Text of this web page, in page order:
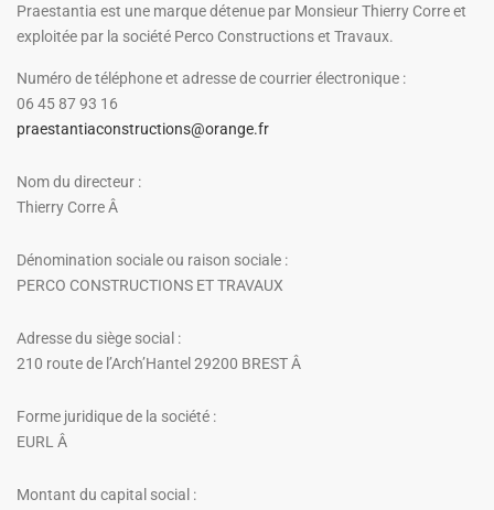
Praestantia est une marque détenue par Monsieur Thierry Corre et
exploitée par la société Perco Constructions et Travaux.
Numéro de téléphone et adresse de courrier électronique :
06 45 87 93 16
praestantiaconstructions@orange.fr
Nom du directeur :
Thierry Corre Â
Dénomination sociale ou raison sociale :
PERCO CONSTRUCTIONS ET TRAVAUX
Adresse du siège social :
210 route de l’Arch’Hantel 29200 BREST Â
Forme juridique de la société :
EURL Â
Montant du capital social :